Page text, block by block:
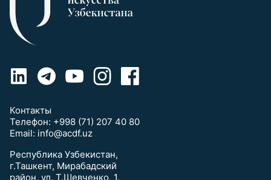
Контакты
Телефон: +998 (71) 207 40 80
Email: info@acdf.uz
Республика Узбекистан,
г.Ташкент, Мирабадский
район, ул. Т.Шевченко, 1.